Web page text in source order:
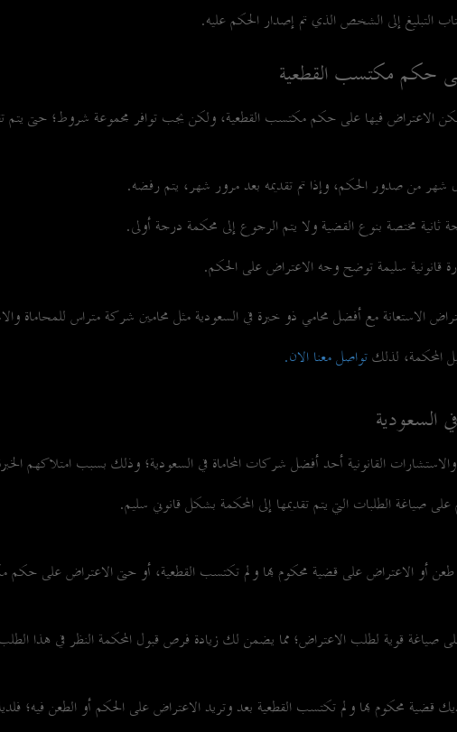
التبليغ إلى الشخص الذي تم إصدار الحكم عليه.
حكم مكتسب القطعية
الاعتراض فيها على حكم مكتسب القطعية، ولكن يجب توافر مجموعة شروط؛ حتى يتم
شهر من صدور الحكم، وإذا تم تقديمه بعد مرور شهر، يتم رفضه.
ثانية مختصة بنوع القضية ولا يتم الرجوع إلى محكمة درجة أولى.
قانونية سليمة توضح وجه الاعتراض على الحكم.
الاستعانة مع أفضل محامي ذو خبرة في السعودية مثل محامين شركة متراس للمحاماة
المحكمة، لذلكتواصل معنا الان.
السعودية
القانونية أحد أفضل شركات المحاماة في السعودية؛ وذلك بسبب امتلاكهم الخبرة
على صياغة الطلبات التي يتم تقديمها إلى المحكمة بشكل قانوني سليم.
طعن أو الاعتراض على قضية محكوم بها ولم تكتسب القطعية، أو حتى الاعتراض على
قوية لطلب الاعتراض؛ مما يضمن لك زيادة فرص قبول المحكمة النظر في هذا
قضية محكوم بها ولم تكتسب القطعية بعد وتريد الاعتراض على الحكم أو الطعن